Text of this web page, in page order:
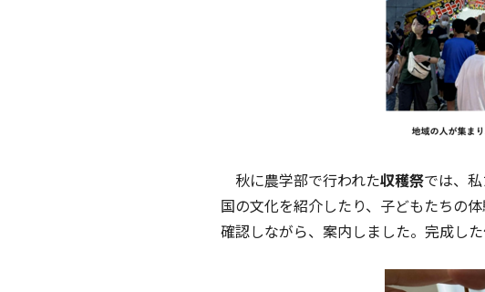
秋に農学部で行われた収穫祭では、
国の文化を紹介したり、子どもたちの
確認しながら、案内しました。完成し